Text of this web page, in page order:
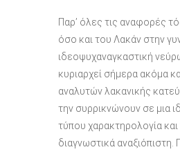
Παρ’ όλες τις αναφορές
όσο και του Λακάν στην
ιδεοψυχαναγκαστική
κυριαρχεί σήμερα ακόμα
αναλυτών λακανικής
την συρρικνώνουν σε μια
τύπου χαρακτηρολογία
διαγνωστικά αναξιόπιστη.